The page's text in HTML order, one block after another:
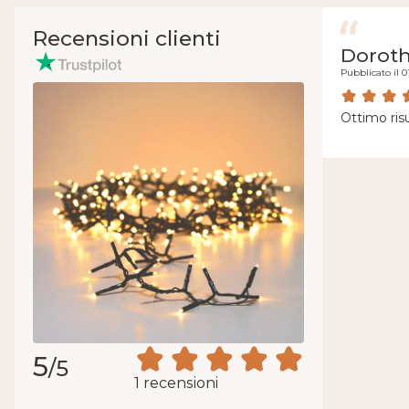
Recensioni clienti
5/5
1 recensioni
Pubblicato il
Ottimo